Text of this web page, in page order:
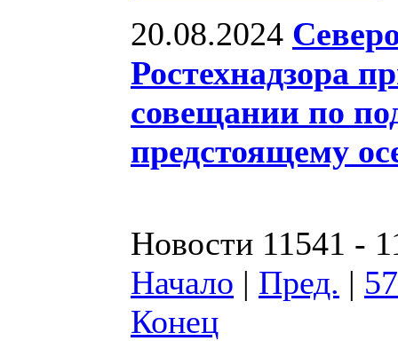
20.08.2024
Ростехнадзора
совещании по
предстоящему
Новости 11541 -
Начало | Пред. |
Конец